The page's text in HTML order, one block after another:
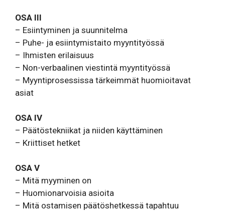
OSA III
– Esiintyminen ja suunnitelma
– Puhe- ja esiintymistaito myyntityössä
– Ihmisten erilaisuus
– Non-verbaalinen viestintä myyntityössä
– Myyntiprosessissa tärkeimmät huomioitavat
asiat
OSA IV
– Päätöstekniikat ja niiden käyttäminen
– Kriittiset hetket
OSA V
– Mitä myyminen on
– Huomionarvoisia asioita
– Mitä ostamisen päätöshetkessä tapahtuu